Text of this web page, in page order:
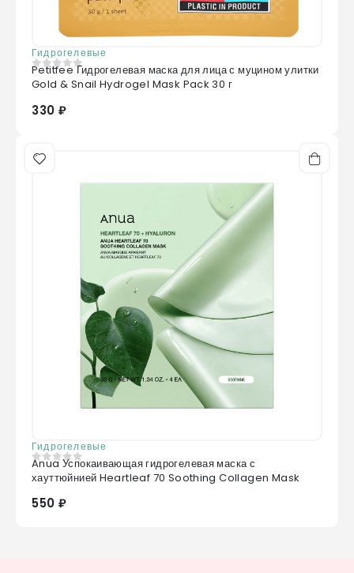
Гидрогелевые
0 из 5
Petitfee Гидрогелевая маска для лица с муцином улитки
Gold & Snail Hydrogel Mask Pack 30 г
330 ₽
Гидрогелевые
0из 5
Anua Успокаивающая гидрогелевая маска с
хауттюйнией Heartleaf 70 Soothing Collagen Mask
550 ₽